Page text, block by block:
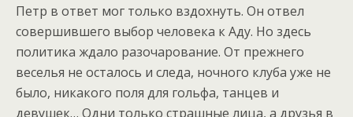
Петр в ответ мог только вздохнуть. Он отвел
совершившего выбор человека к Аду. Но здесь
политика ждало разочарование. От прежнего
веселья не осталось и следа, ночного клуба уже не
было, никакого поля для гольфа, танцев и
девушек… Одни только страшные лица, а друзья в